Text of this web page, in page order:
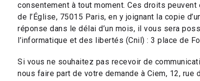
consentement à tout moment. Ces droits
de l’Église, 75015 Paris, en y joignant la copie
réponse dans le délai d’un mois, il vous sera
l’informatique et des libertés (Cnil) : 3 place de
Si vous ne souhaitez pas recevoir de
nous faire part de votre demande à Ciem, 12, rue